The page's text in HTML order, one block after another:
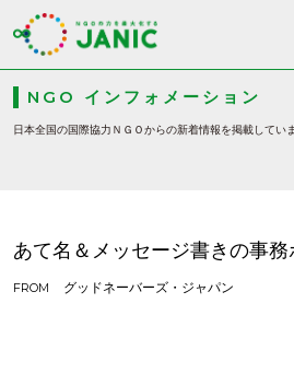
NGO インフォメーション
日本全国の国際協力ＮＧＯからの新着情報を掲載していま
あて名＆メッセージ書きの事
FROM グッドネーバーズ・ジャパン